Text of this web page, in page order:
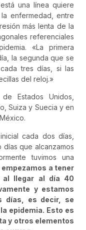
una línea quiere
enfermedad, entre
más lenta de la
referenciales
«La primera
la segunda que se
tres días, si las
del reloj.»
Estados Unidos,
Suiza y Suecia y en
cada dos días,
que alcanzamos
tuvimos una
empezamos a tener
al llegar al día 40
y estamos
días, es decir, se
epidemia. Esto es
y otros elementos